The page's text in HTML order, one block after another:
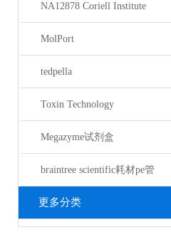
NA12878 Coriell Institute
MolPort
tedpella
Toxin Technology
Megazyme试剂盒
braintree scientific耗材pe管
更多分类